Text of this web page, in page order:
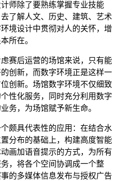
师除了要熟练掌握专业技能
了解人文、历史、建筑、艺术
境设计中贯彻对人的关怀，增
所在。
赛后运营的场馆来说，只有能
创新，而数字环境正是这样一
创新。场馆数字环境不仅细致
性化服务，同时充分利用数字
务，为场馆赋予新生命。
颇具代表性的应用：在结合水
分布的基础上，构建高度智能
画加语音提示的方式，为所有
，将各个空间协调成一个整
的多媒体信息发布与授权广告